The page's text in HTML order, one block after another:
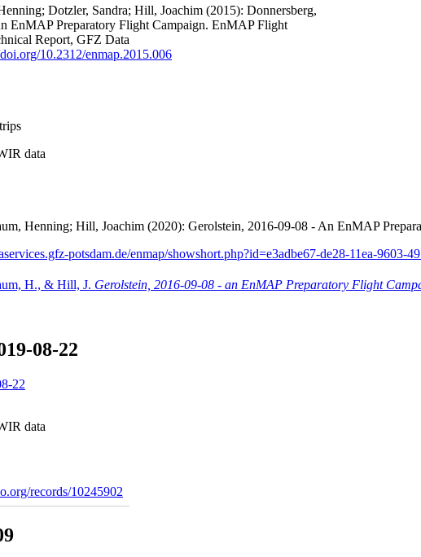
Dotzler, Sandra; Hill, Joachim (2015): Donnersberg,
EnMAP Preparatory Flight Campaign. EnMAP Flight
Report, GFZ Data
10.2312/enmap.2015.006
data
Henning; Hill, Joachim (2020): Gerolstein, 2016-09-08 - An EnMAP
potsdam.de/enmap/showshort.php?id=e3adbe67-de28-11ea-9603-
H., & Hill, J. Gerolstein, 2016-09-08 - an EnMAP Preparatory Flight
08-22
data
records/10245902